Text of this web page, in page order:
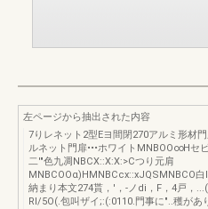
左ページから抽出された内容
7りレネット2型Eヨ間閉270アルミ形材
ルネット門扉•••ホワイトMNBOO∞Hセ
二'"色九凋NBCX::X:X:>Cつり元肩
MNBCOOα)HMNBCcx::xJQSMNBCO
納まり本文274貰，'，-ノdi，F，4戸，
RI/5O(.包叫ザイ;:(:0110.門事に"..穫があ